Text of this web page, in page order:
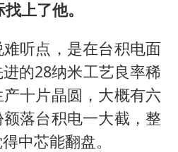
上了他。
听点，是在台积电面
的28纳米工艺良率稀
十片晶圆，大概有六
落台积电一大截，整
中芯能翻盘。